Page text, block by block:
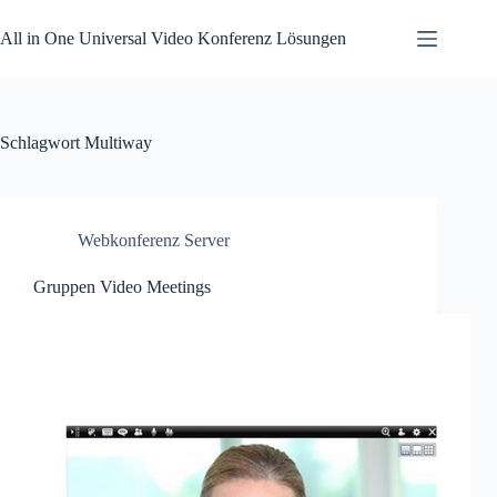
Inhalt
springen
All in One Universal Video Konferenz Lösungen
Schlagwort Multiway
Webkonferenz Server
Gruppen Video Meetings